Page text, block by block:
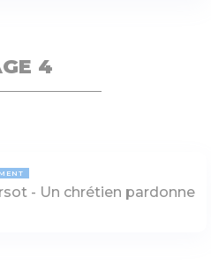
4
- Un chrétien pardonne